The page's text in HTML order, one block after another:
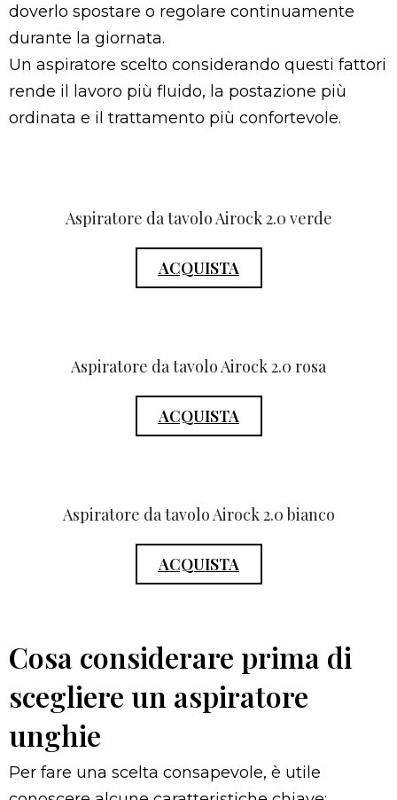
doverlo spostare o regolare continuamente
durante la giornata.
Un aspiratore scelto considerando questi fattori
rende il lavoro più fluido, la postazione più
ordinata e il trattamento più confortevole.
Aspiratore da tavolo Airock 2.0 verde
ACQUISTA
Aspiratore da tavolo Airock 2.0 rosa
ACQUISTA
Aspiratore da tavolo Airock 2.0 bianco
ACQUISTA
Cosa considerare prima di
scegliere un aspiratore
unghie
Per fare una scelta consapevole, è utile